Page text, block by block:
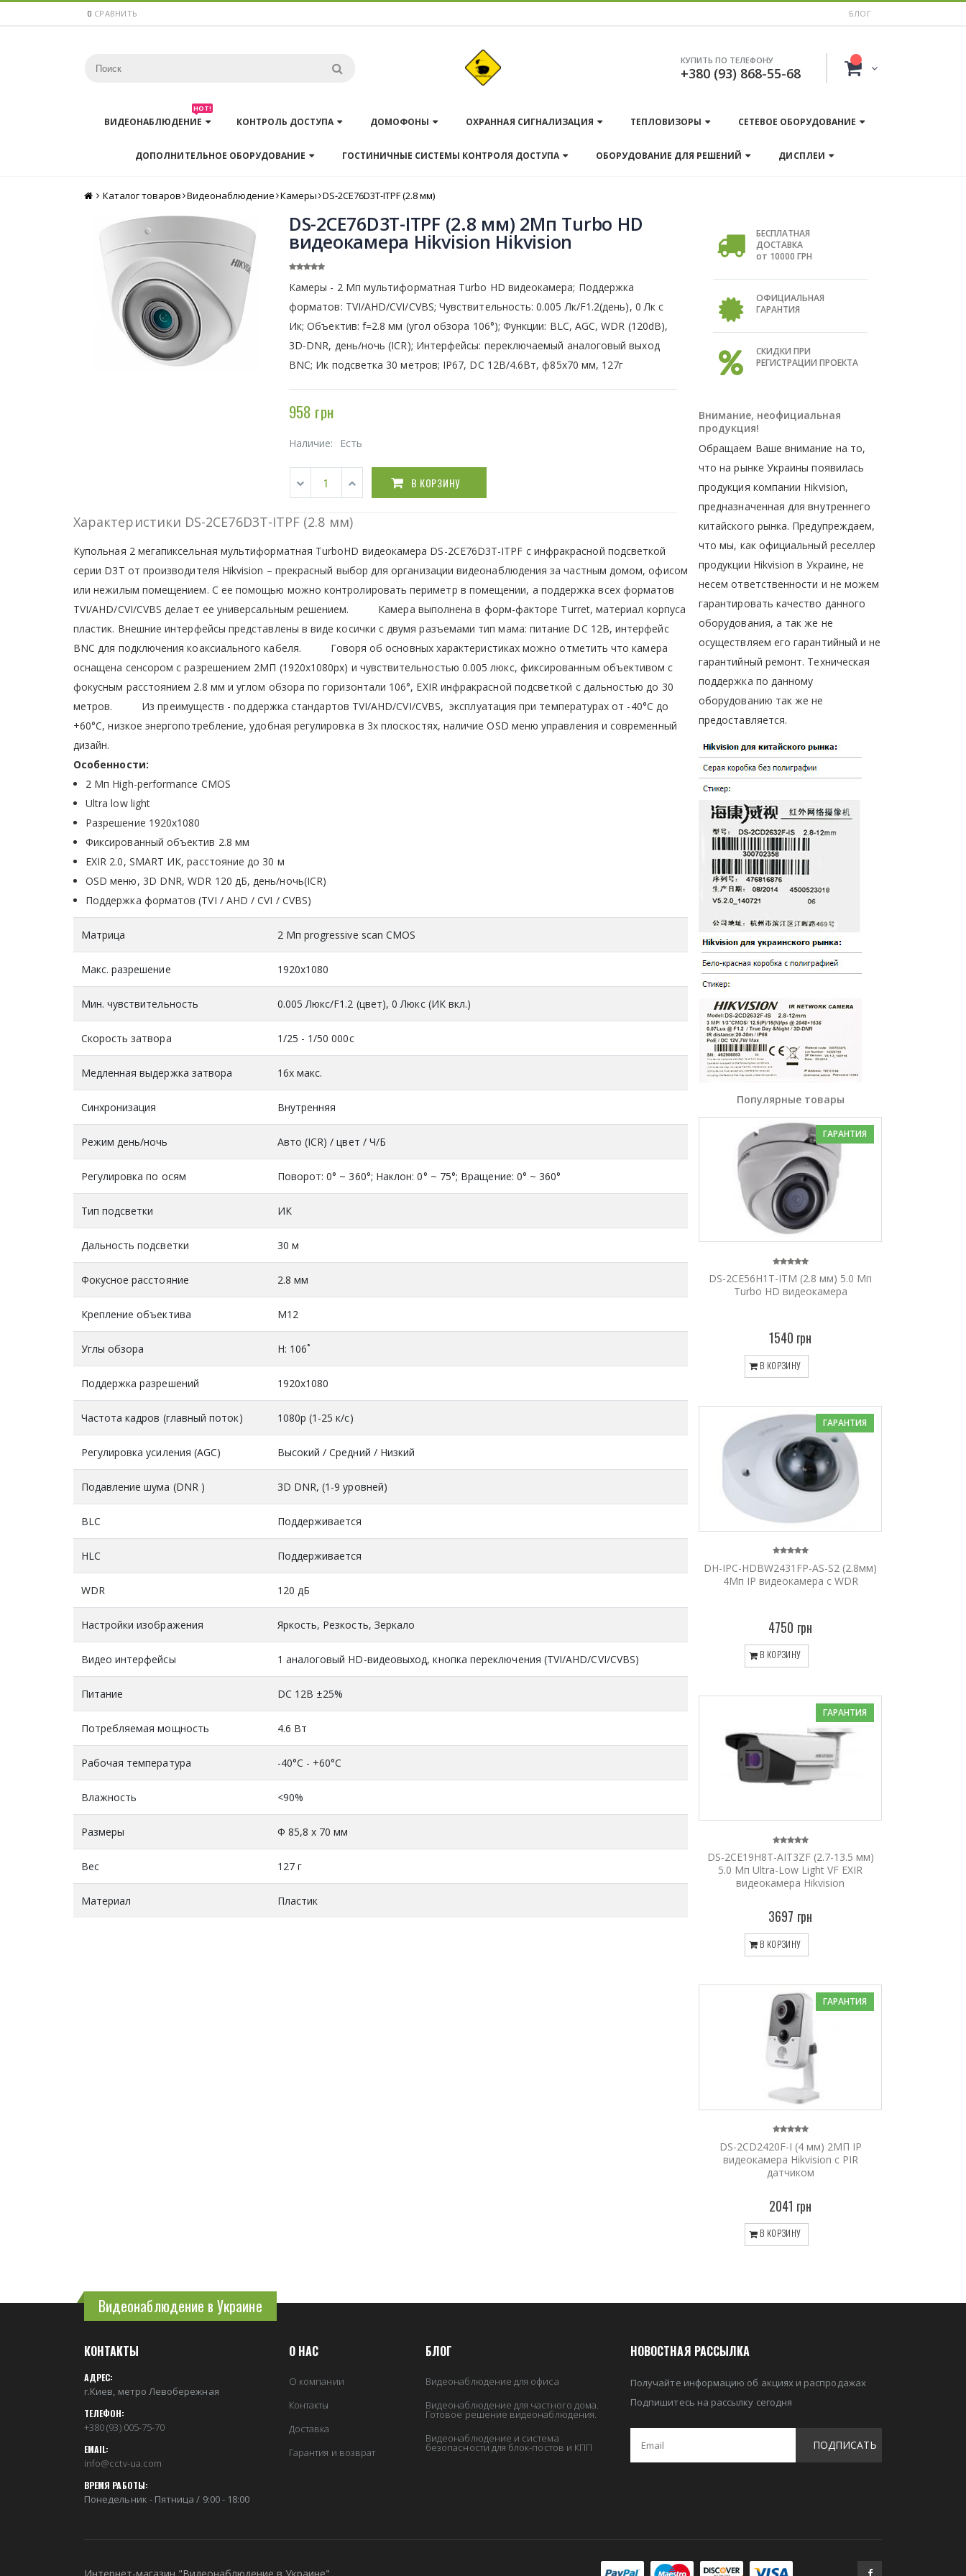
0 СРАВНИТЬ БЛОГ
КУПИТЬ ПО ТЕЛЕФОНУ
+380 (93) 868-55-68
ВИДЕОНАБЛЮДЕНИЕ
HOT!
КОНТРОЛЬ ДОСТУПА ДОМОФОНЫ ОХРАННАЯ СИГНАЛИЗАЦИЯ ТЕПЛОВИЗОРЫ СЕТЕВОЕ ОБОРУДОВАНИЕ
ДОПОЛНИТЕЛЬНОЕ ОБОРУДОВАНИЕ ГОСТИНИЧНЫЕ СИСТЕМЫ КОНТРОЛЯ ДОСТУПА ОБОРУДОВАНИЕ ДЛЯ РЕШЕНИЙ ДИСПЛЕИ
Главная
Каталог товаров Видеонаблюдение Камеры DS-2CE76D3T-ITPF (2.8 мм)
DS-2CE76D3T-ITPF (2.8 мм) 2Мп Turbo HD
видеокамера Hikvision Hikvision
Камеры - 2 Мп мультиформатная Turbo HD видеокамера; Поддержка
форматов: TVI/AHD/CVI/CVBS; Чувствительность: 0.005 Лк/F1.2(день), 0 Лк c
Ик; Объектив: f=2.8 мм (угол обзора 106°); Функции: BLC, AGC, WDR (120dB),
3D-DNR, день/ночь (ICR); Интерфейсы: переключаемый аналоговый выход
BNC; Ик подсветка 30 метров; IP67, DC 12В/4.6Вт, ф85х70 мм, 127г
958 грн
Наличие: Есть
В КОРЗИНУ
Характеристики DS-2CE76D3T-ITPF (2.8 мм)
Купольная 2 мегапиксельная мультиформатная TurboHD видеокамера DS-2CE76D3T-ITPF с инфракрасной подсветкой
серии D3T от производителя Hikvision – прекрасный выбор для организации видеонаблюдения за частным домом, офисом
или нежилым помещением. С ее помощью можно контролировать периметр в помещении, а поддержка всех форматов
TVI/AHD/CVI/CVBS делает ее универсальным решением. Камера выполнена в форм-факторе Turret, материал корпуса
пластик. Внешние интерфейсы представлены в виде косички с двумя разъемами тип мама: питание DC 12В, интерфейс
BNC для подключения коаксиального кабеля. Говоря об основных характеристиках можно отметить что камера
оснащена сенсором с разрешением 2МП (1920х1080px) и чувствительностью 0.005 люкс, фиксированным объективом с
фокусным расстоянием 2.8 мм и углом обзора по горизонтали 106°, EXIR инфракрасной подсветкой с дальностью до 30
метров. Из преимуществ - поддержка стандартов TVI/AHD/CVI/CVBS, эксплуатация при температурах от -40°C до
+60°C, низкое энергопотребление, удобная регулировка в 3х плоскостях, наличие OSD меню управления и современный
дизайн.
Особенности:
2 Мп High-performance CMOS
Ultra low light
Разрешение 1920х1080
Фиксированный объектив 2.8 мм
EXIR 2.0, SMART ИК, расстояние до 30 м
OSD меню, 3D DNR, WDR 120 дБ, день/ночь(ICR)
Поддержка форматов (TVI / AHD / CVI / CVBS)
Матрица 2 Мп progressive scan CMOS
Макс. разрешение 1920x1080
Мин. чувствительность 0.005 Люкс/F1.2 (цвет), 0 Люкс (ИК вкл.)
Скорость затвора 1/25 - 1/50 000с
Медленная выдержка затвора 16x макс.
Синхронизация Внутренняя
Режим день/ночь Авто (ICR) / цвет / Ч/Б
Регулировка по осям Поворот: 0° ~ 360°; Наклон: 0° ~ 75°; Вращение: 0° ~ 360°
Тип подсветки ИК
Дальность подсветки 30 м
Фокусное расстояние 2.8 мм
Крепление объектива М12
Углы обзора H: 106˚
Поддержка разрешений 1920х1080
Частота кадров (главный поток) 1080p (1-25 к/с)
Регулировка усиления (AGC) Высокий / Средний / Низкий
Подавление шума (DNR ) 3D DNR, (1-9 уровней)
BLC Поддерживается
HLC Поддерживается
WDR 120 дБ
Настройки изображения Яркость, Резкость, Зеркало
Видео интерфейсы 1 аналоговый HD-видеовыход, кнопка переключения (TVI/AHD/CVI/CVBS)
Питание DC 12В ±25%
Потребляемая мощность 4.6 Вт
Рабочая температура -40°C - +60°C
Влажность <90%
Размеры Ф 85,8 х 70 мм
Вес 127 г
Материал Пластик
БЕСПЛАТНАЯ
ДОСТАВКА
от 10000 ГРН
ОФИЦИАЛЬНАЯ
ГАРАНТИЯ
СКИДКИ ПРИ
РЕГИСТРАЦИИ ПРОЕКТА
Внимание, неофициальная
продукция!
Обращаем Ваше внимание на то,
что на рынке Украины появилась
продукция компании Hikvision,
предназначенная для внутреннего
китайского рынка. Предупреждаем,
что мы, как официальный реселлер
продукции Hikvision в Украине, не
несем ответственности и не можем
гарантировать качество данного
оборудования, а так же не
осуществляем его гарантийный и не
гарантийный ремонт. Техническая
поддержка по данному
оборудованию так же не
предоставляется.
Популярные товары
ГАРАНТИЯ
DS-2CE56H1T-ITM (2.8 мм) 5.0 Мп
Turbo HD видеокамера
1540 грн
В КОРЗИНУ
ГАРАНТИЯ
DH-IPC-HDBW2431FP-AS-S2 (2.8мм)
4Mп IP видеокамера c WDR
4750 грн
В КОРЗИНУ
ГАРАНТИЯ
DS-2CE19H8T-AIT3ZF (2.7-13.5 мм)
5.0 Мп Ultra-Low Light VF EXIR
видеокамера Hikvision
3697 грн
В КОРЗИНУ
ГАРАНТИЯ
DS-2CD2420F-I (4 мм) 2МП IP
видеокамера Hikvision с PIR
датчиком
2041 грн
В КОРЗИНУ
Видеонаблюдение в Украине
КОНТАКТЫ
АДРЕС:
г.Киев, метро Левобережная
ТЕЛЕФОН:
+380 (93) 005-75-70
EMAIL:
info@cctv-ua.com
ВРЕМЯ РАБОТЫ:
Понедельник - Пятница / 9:00 - 18:00
О НАС
О компании
Контакты
Доставка
Гарантия и возврат
БЛОГ
Видеонаблюдение для офиса
Видеонаблюдение для частного дома.
Готовое решение видеонаблюдения.
Видеонаблюдение и система
безопасности для блок-постов и КПП
НОВОСТНАЯ РАССЫЛКА
Получайте информацию об акциях и распродажах
Подпишитесь на рассылку сегодня
ПОДПИСАТЬ
Интернет-магазин "Видеонаблюдение в Украине"